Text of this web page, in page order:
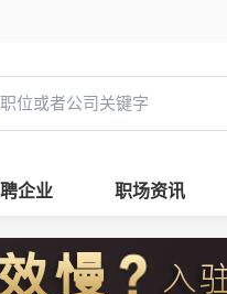
企业 职场资讯